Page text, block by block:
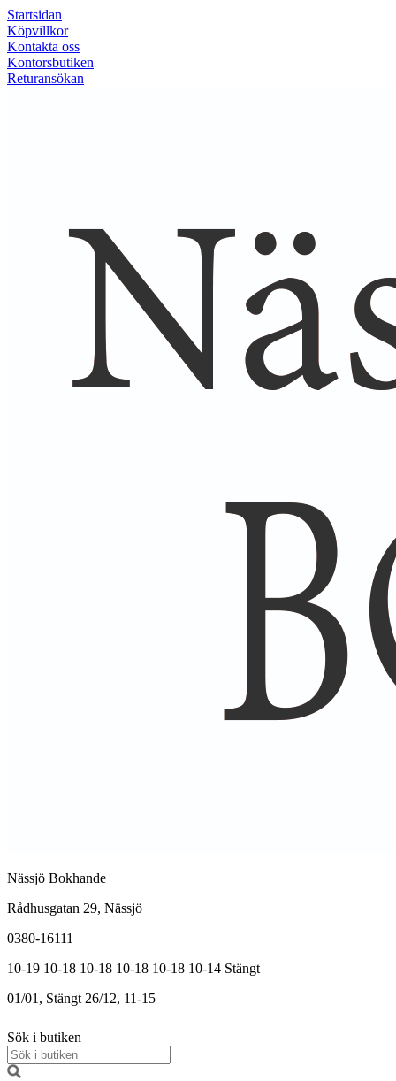
Startsidan
Köpvillkor
Kontakta oss
Kontorsbutiken
Returansökan
Nässjö Bokhande
Rådhusgatan 29, Nässjö
0380-16111
10-19 10-18 10-18 10-18 10-18 10-14 Stängt
01/01, Stängt 26/12, 11-15
Sök i butiken